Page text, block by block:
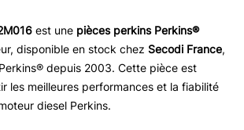
est une pièces perkins Perkins®
disponible en stock chez Secodi France,
depuis 2003. Cette pièce est
les meilleures performances et la fiabilité
diesel Perkins.